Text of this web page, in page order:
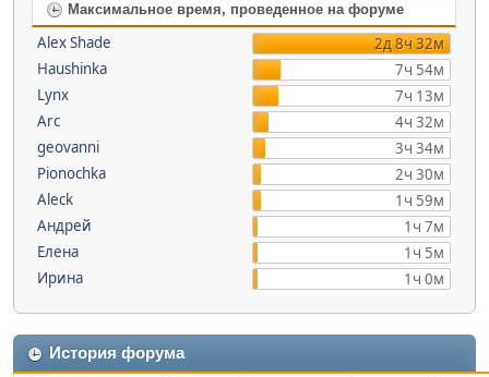
Максимальное время, проведенное на форуме
Alex Shade
2д 8ч 32м
Haushinka
7ч 54м
Lynx
7ч 13м
Arc
4ч 32м
geovanni
3ч 34м
Pionochka
2ч 30м
Aleck
1ч 59м
Андрей
1ч 7м
Елена
1ч 5м
Ирина
1ч 0м
История форума